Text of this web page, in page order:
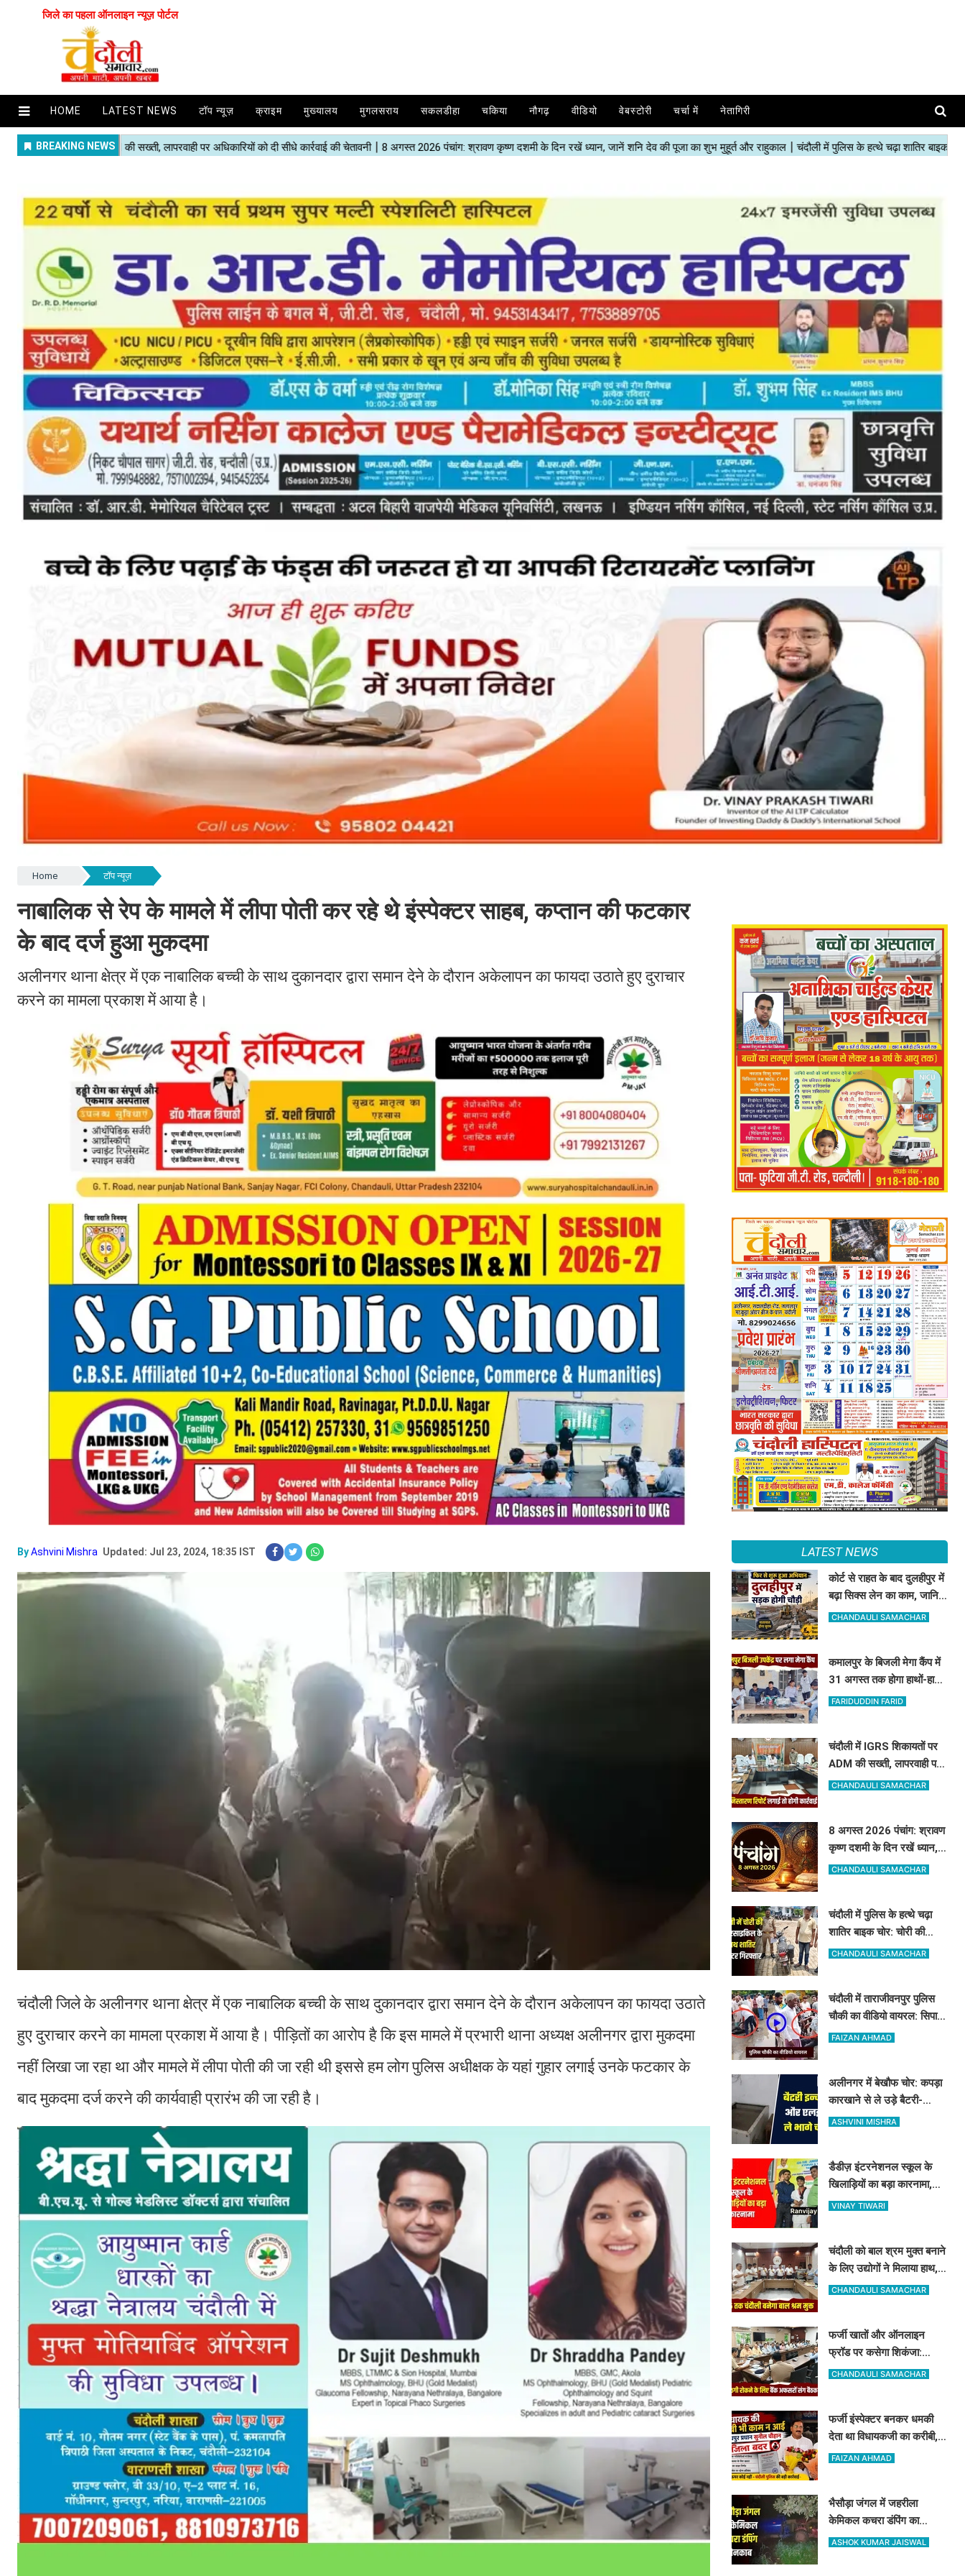
जिले का पहला ऑनलाइन न्यूज़ पोर्टल
HOME LATEST NEWS टॉप न्यूज़ क्राइम मुख्यालय मुगलसराय सकलडीहा चकिया नौगढ़ वीडियो वेबस्टोरी चर्चा में नेतागिरी
Home टॉप न्यूज़
नाबालिक से रेप के मामले में लीपा पोती कर रहे थे इंस्पेक्टर साहब, कप्तान की फटकार
के बाद दर्ज हुआ मुकदमा
अलीनगर थाना क्षेत्र में एक नाबालिक बच्ची के साथ दुकानदार द्वारा समान देने के दौरान अकेलापन का फायदा उठाते हुए दुराचार
करने का मामला प्रकाश में आया है।
ByAshvini Mishra Updated: Jul 23, 2024, 18:35 IST
चंदौली जिले के अलीनगर थाना क्षेत्र में एक नाबालिक बच्ची के साथ दुकानदार द्वारा समान देने के दौरान अकेलापन का फायदा उठाते
हुए दुराचार करने का मामला प्रकाश में आया है। पीड़ितों का आरोप है कि इस मामले में प्रभारी थाना अध्यक्ष अलीनगर द्वारा मुकदमा
नहीं लिखा जा रहा था और मामले में लीपा पोती की जा रही थी इससे हम लोग पुलिस अधीक्षक के यहां गुहार लगाई उनके फटकार के
बाद मुकदमा दर्ज करने की कार्यवाही प्रारंभ की जा रही है।
LATEST NEWS
कोर्ट से राहत के बाद दुलहीपुर में
बढ़ा सिक्स लेन का काम, जानिए
किसे मिलेगा मुआवजा और कहां
CHANDAULI SAMACHAR
कमालपुर के बिजली मेगा कैंप में
31 अगस्त तक होगा हाथों-हाथ
समाधान: 15 उपभोक्ताओं के
FARIDUDDIN FARID
चंदौली में IGRS शिकायतों पर
ADM की सख्ती, लापरवाही पर
अधिकारियों को दी सीधे कार्रवाई
CHANDAULI SAMACHAR
8 अगस्त 2026 पंचांग: श्रावण
कृष्ण दशमी के दिन रखें ध्यान,
जानें शनि देव की पूजा का शुभ
CHANDAULI SAMACHAR
चंदौली में पुलिस के हत्थे चढ़ा
शातिर बाइक चोर: चोरी की
मोटरसाइकिल के साथ बिहार का
CHANDAULI SAMACHAR
चंदौली में ताराजीवनपुर पुलिस
चौकी का वीडियो वायरल: सिपाही
पर मारपीट का आरोप, पुलिस ने
FAIZAN AHMAD
अलीनगर में बेखौफ चोर: कपड़ा
कारखाने से ले उड़े बैटरी-
इन्वर्टर और LED, व्यापारियों में
ASHVINI MISHRA
डैडीज़ इंटरनेशनल स्कूल के
खिलाड़ियों का बड़ा कारनामा,
यूपी स्टेट ताइक्वांडो में 5 मेडल्स
VINAY TIWARI
चंदौली को बाल श्रम मुक्त बनाने
के लिए उद्योगों ने मिलाया हाथ,
रामनगर में हुई बड़ी बैठक, बाल
CHANDAULI SAMACHAR
फर्जी खातों और ऑनलाइन
फ्रॉड पर कसेगा शिकंजा:
चंदौली पुलिस कप्तान ने बैंक
CHANDAULI SAMACHAR
फर्जी इंस्पेक्टर बनकर धमकी
देता था विधायकजी का करीबी,
अब DM और SP ने अमोघपुर
FAIZAN AHMAD
भैसौड़ा जंगल में जहरीला
केमिकल कचरा डंपिंग का
खुलासा: रिलायंस कंपनी पर वन
ASHOK KUMAR JAISWAL